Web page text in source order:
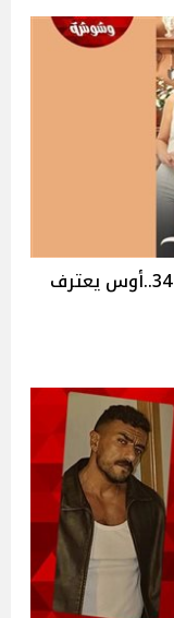
أحداث مسلسل "حب ع ورق" الحلقة 34..أوس يعترف